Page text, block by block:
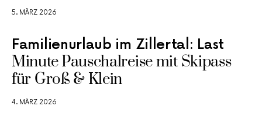
5. MÄRZ 2026
Familienurlaub im Zillertal: Last
Minute Pauschalreise mit Skipass
für Groß & Klein
4. MÄRZ 2026